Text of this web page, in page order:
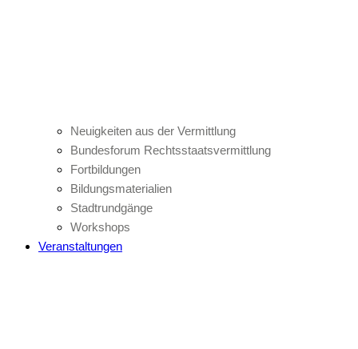
Neuigkeiten aus der Vermittlung
Bundesforum Rechtsstaatsvermittlung
Fortbildungen
Bildungsmaterialien
Stadtrundgänge
Workshops
Veranstaltungen